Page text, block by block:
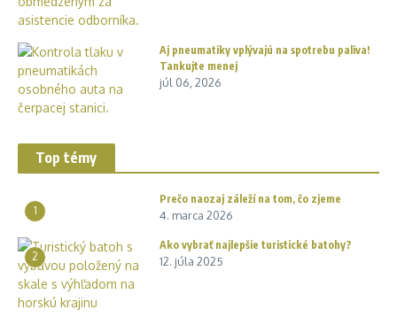
Aj pneumatiky vplývajú na spotrebu paliva!
Tankujte menej
júl 06, 2026
Top témy
1
Prečo naozaj záleží na tom, čo zjeme
4. marca 2026
2
Ako vybrať najlepšie turistické batohy?
12. júla 2025